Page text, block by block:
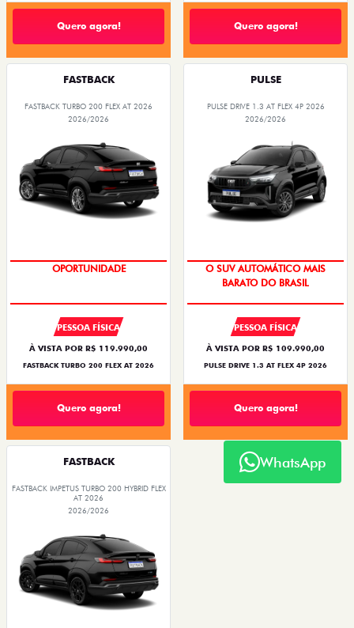
Quero agora! Quero agora!
FASTBACK
FASTBACK TURBO 200 FLEX AT 2026
2026/2026
OPORTUNIDADE
PESSOA FÍSICA
À VISTA POR R$ 119.990,00
FASTBACK TURBO 200 FLEX AT 2026
Quero agora!
PULSE
PULSE DRIVE 1.3 AT FLEX 4P 2026
2026/2026
OPORTUNIDADE
PESSOA FÍSICA
À VISTA POR R$ 109.990,00
PULSE DRIVE 1.3 AT FLEX 4P 2026
Quero agora!
FASTBACK
FASTBACK IMPETUS TURBO 200 HYBRID FLEX
AT 2026
2026/2026
WhatsApp